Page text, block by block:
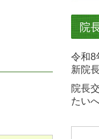
院
令和8
新院
院長
たい